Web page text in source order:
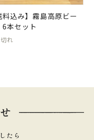
料込み】霧島高原ビー
本セット
れ
たら